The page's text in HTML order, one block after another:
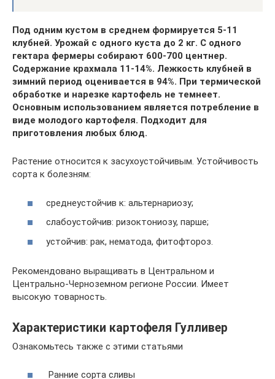
Под одним кустом в среднем формируется 5-11
клубней. Урожай с одного куста до 2 кг. С одного
гектара фермеры собирают 600-700 центнер.
Содержание крахмала 11-14%. Лежкость клубней в
зимний период оценивается в 94%. При термической
обработке и нарезке картофель не темнеет.
Основным использованием является потребление в
виде молодого картофеля. Подходит для
приготовления любых блюд.
Растение относится к засухоустойчивым. Устойчивость
сорта к болезням:
среднеустойчив к: альтернариозу;
слабоустойчив: ризоктониозу, парше;
устойчив: рак, нематода, фитофтороз.
Рекомендовано выращивать в Центральном и
Центрально-Черноземном регионе России. Имеет
высокую товарность.
Характеристики картофеля Гулливер
Ознакомьтесь также с этими статьями
Ранние сорта сливы